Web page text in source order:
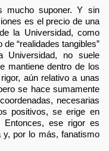
mucho suponer. Y sin
es el precio de una
la Universidad, como
“realidades tangibles”
Universidad, no suele
mantiene dentro de los
aún relativo a unas
se hace sumamente
necesarias
positivos, se erige en
Entonces, ese rigor es
y, por lo más, fanatismo